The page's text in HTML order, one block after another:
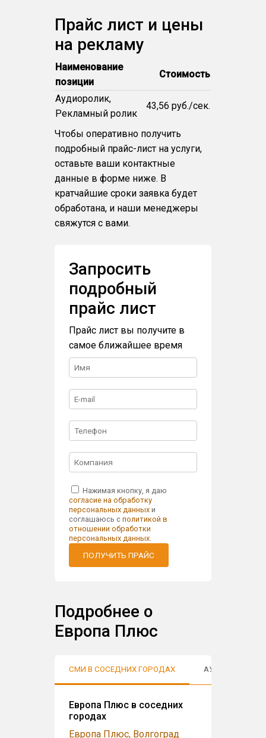
Прайс лист и цены
на рекламу
Наименование
позиции
Стоимость
Аудиоролик,
Рекламный ролик
43,56 руб./сек.
Чтобы оперативно получить
подробный прайс-лист на услуги,
оставьте ваши контактные
данные в форме ниже. В
кратчайшие сроки заявка будет
обработана, и наши менеджеры
свяжутся с вами.
Запросить
подробный
прайс лист
Прайс лист вы получите в
самое ближайшее время
Нажимая кнопку, я даю
согласие на обработку
персональных данных и
соглашаюсь сполитикой в
отношении обработки
персональных данных
ПОЛУЧИТЬ ПРАЙС
Подробнее о
Европа Плюс
СМИ В СОСЕДНИХ ГОРОДАХ АУДИТОРИЯ
Европа Плюс в соседних
городах
Европа Плюс, Волгоград